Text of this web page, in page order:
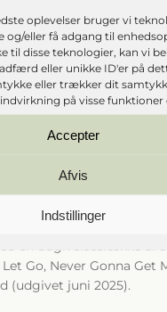
oplevelser bruger vi
og/eller få adgang til
til disse teknologier, kan vi
eller unikke ID'er på
eller trækker dit
på visse funktioner
Accepter
Afvis
Indstillinger
samt Jelling
Ashes of Billy, slået sit
den danske rockscene!
og moderne take på
formår bandet at
med musikalsk
16 og 17 år.
Stampe (bas) og Johan
deres debut i 2022
en udgivelsesrække af
Go, Never Gonna Get
(udgivet juni 2025).